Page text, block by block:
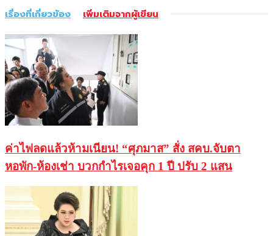
เรื่องที่เกี่ยวข้อง เพิ่มเติมจากผู้เขียน
ค่าไฟลดแล้วห้ามเนียน! “ศุภมาส” สั่ง สคบ.จับตา
หอพัก-ห้องเช่า บวกกำไรเจอคุก 1 ปี ปรับ 2 แสน